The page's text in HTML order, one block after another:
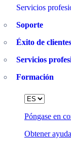
Servicios
Soporte
Éxito de clientes
Servicios
Formación
Póngase en
Obtener ayuda
Language